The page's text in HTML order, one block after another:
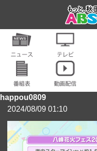
happou0809
2024/08/09 01:10